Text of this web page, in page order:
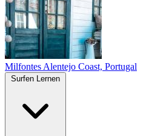
Milfontes Alentejo Coast, Portugal